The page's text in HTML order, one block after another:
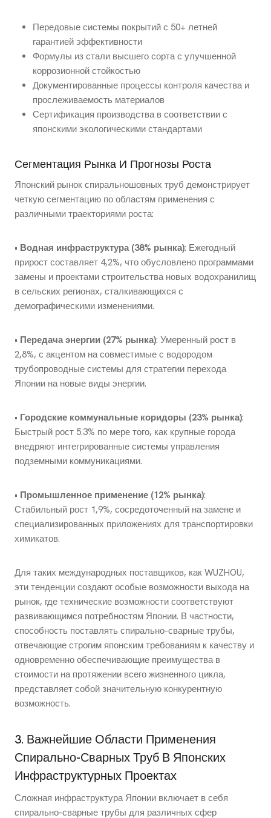
Передовые системы покрытий с 50+ летней
гарантией эффективности
Формулы из стали высшего сорта с улучшенной
коррозионной стойкостью
Документированные процессы контроля качества и
прослеживаемость материалов
Сертификация производства в соответствии с
японскими экологическими стандартами
Сегментация Рынка И Прогнозы Роста
Японский рынок спиральношовных труб демонстрирует
четкую сегментацию по областям применения с
различными траекториями роста:
• Водная инфраструктура (38% рынка): Ежегодный
прирост составляет 4,2%, что обусловлено программами
замены и проектами строительства новых водохранилищ
в сельских регионах, сталкивающихся с
демографическими изменениями.
• Передача энергии (27% рынка): Умеренный рост в
2,8%, с акцентом на совместимые с водородом
трубопроводные системы для стратегии перехода
Японии на новые виды энергии.
• Городские коммунальные коридоры (23% рынка):
Быстрый рост 5.3% по мере того, как крупные города
внедряют интегрированные системы управления
подземными коммуникациями.
• Промышленное применение (12% рынка):
Стабильный рост 1,9%, сосредоточенный на замене и
специализированных приложениях для транспортировки
химикатов.
Для таких международных поставщиков, как WUZHOU,
эти тенденции создают особые возможности выхода на
рынок, где технические возможности соответствуют
развивающимся потребностям Японии. В частности,
способность поставлять спирально-сварные трубы,
отвечающие строгим японским требованиям к качеству и
одновременно обеспечивающие преимущества в
стоимости на протяжении всего жизненного цикла,
представляет собой значительную конкурентную
возможность.
3. Важнейшие Области Применения
Спирально-Сварных Труб В Японских
Инфраструктурных Проектах
Сложная инфраструктура Японии включает в себя
спирально-сварные трубы для различных сфер